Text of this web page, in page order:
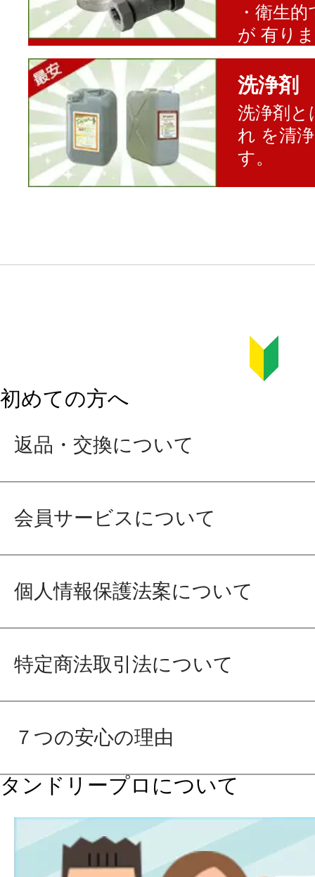
・衛生
が 有り
洗浄剤
洗浄剤と
れ を清
す。
初めての方へ
返品・交換について
会員サービスについて
個人情報保護法案について
特定商法取引法について
７つの安心の理由
タンドリープロについて